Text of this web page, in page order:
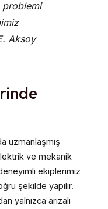
problemi
Aksoy
uzmanlaşmış
ve mekanik
ekiplerimiz
şekilde yapılır.
yalnızca arızalı